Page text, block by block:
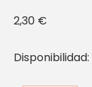
2,30 €
Disponibilidad: